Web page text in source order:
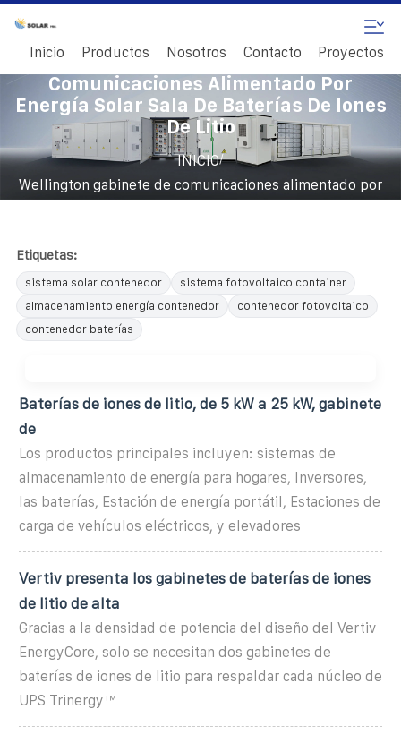
Inicio Productos Nosotros Contacto Proyectos
Wellington Gabinete De
Comunicaciones Alimentado Por
Energía Solar Sala De Baterías De Iones
De Litio
INICIO/
Wellington gabinete de comunicaciones alimentado por
Etiquetas:
sistema solar contenedor
sistema fotovoltaico container
almacenamiento energía contenedor
contenedor fotovoltaico
contenedor baterías
Baterías de iones de litio, de 5 kW a 25 kW, gabinete
de
Los productos principales incluyen: sistemas de
almacenamiento de energía para hogares, Inversores,
las baterías, Estación de energía portátil, Estaciones de
carga de vehículos eléctricos, y elevadores
Vertiv presenta los gabinetes de baterías de iones
de litio de alta
Gracias a la densidad de potencia del diseño del Vertiv
EnergyCore, solo se necesitan dos gabinetes de
baterías de iones de litio para respaldar cada núcleo de
UPS Trinergy™